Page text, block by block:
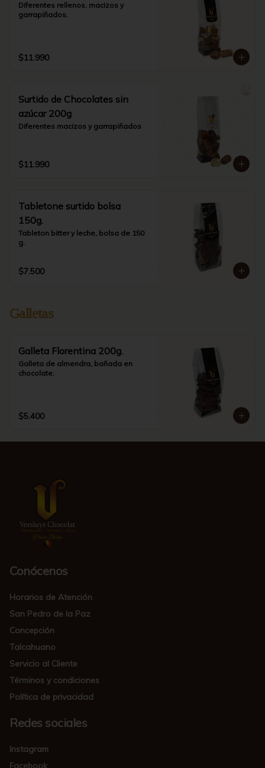
Diferentes rellenos, macizos y
garrapiñados.
$11.990
Surtido de Chocolates sin
azúcar 200g
Diferentes macizos y garrapiñados
$11.990
Tabletone surtido bolsa
150g.
Tableton bitter y leche, bolsa de 150
g.
$7.500
Galletas
Galleta Florentina 200g.
Galleta de almendra, bañada en
chocolate.
$5.400
Conócenos
Horarios de Atención
San Pedro de la Paz
Concepción
Talcahuano
Servicio al Cliente
Términos y condiciones
Política de privacidad
Redes sociales
Instagram
Facebook